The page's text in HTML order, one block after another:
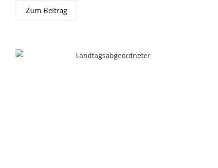
Zum Beitrag